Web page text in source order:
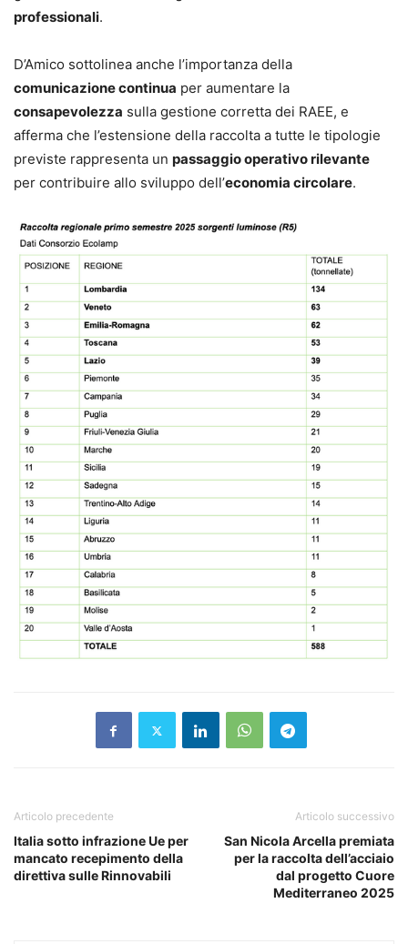
professionali.
D’Amico sottolinea anche l’importanza della
comunicazione continua per aumentare la
consapevolezza sulla gestione corretta dei RAEE, e
afferma che l’estensione della raccolta a tutte le tipologie
previste rappresenta un passaggio operativo rilevante
per contribuire allo sviluppo dell’economia circolare.
Articolo precedente
Italia sotto infrazione Ue per
mancato recepimento della
direttiva sulle Rinnovabili
Articolo successivo
San Nicola Arcella premiata
per la raccolta dell’acciaio
dal progetto Cuore
Mediterraneo 2025